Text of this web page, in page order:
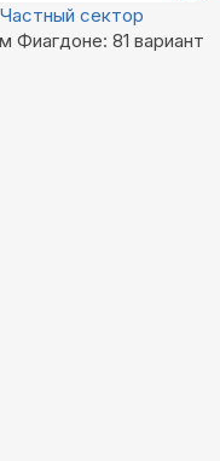
Частный сектор
Фиагдоне: 81 вариант